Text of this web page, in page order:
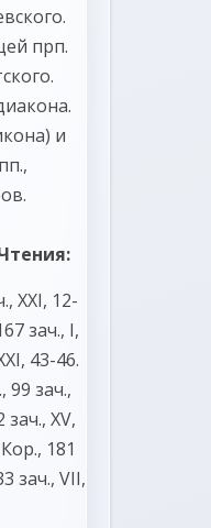
прп.
) и
XXI, 12-
зач., I,
43-46.
99 зач.,
зач., XV,
181
зач., VII,